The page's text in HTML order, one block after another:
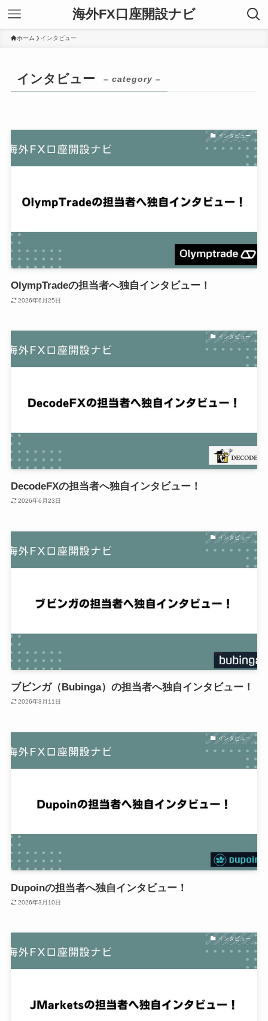
海外FX口座開設ナビ
ホーム インタビュー
インタビュー – category –
インタビュー
OlympTradeの担当者へ独自インタビュー！
2026年6月25日
インタビュー
DecodeFXの担当者へ独自インタビュー！
2026年6月23日
インタビュー
ブビンガ（Bubinga）の担当者へ独自インタビュー！
2026年3月11日
インタビュー
Dupoinの担当者へ独自インタビュー！
2026年3月10日
インタビュー